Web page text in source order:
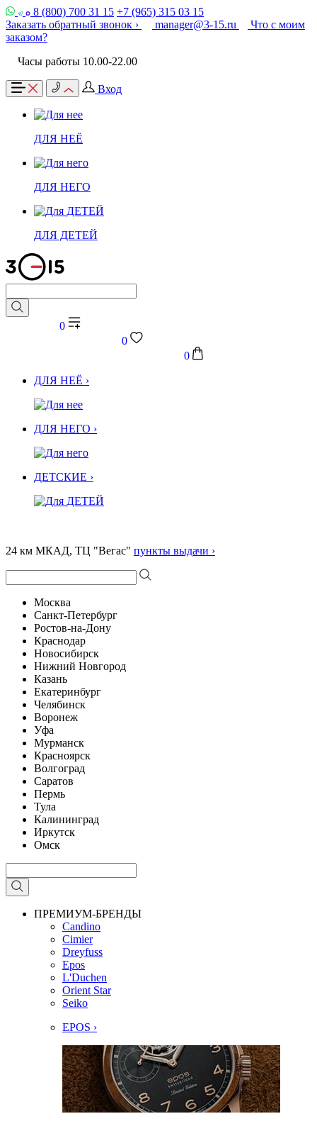
8 (800) 700 31 15 +7 (965) 315 03 15
Заказать обратный звонок ›
manager@3-15.ru
Что с моим
заказом?
Часы работы 10.00-22.00
Вход
ДЛЯ НЕЁ
ДЛЯ НЕГО
ДЛЯ ДЕТЕЙ
0
0
0
ДЛЯ НЕЁ ›
ДЛЯ НЕГО ›
ДЕТСКИЕ ›
24 км МКАД, ТЦ "Вегас" пункты выдачи ›
Москва
Санкт-Петербург
Ростов-на-Дону
Краснодар
Новосибирск
Нижний Новгород
Казань
Екатеринбург
Челябинск
Воронеж
Уфа
Мурманск
Красноярск
Волгоград
Саратов
Пермь
Тула
Калининград
Иркутск
Омск
ПРЕМИУМ-БРЕНДЫ
Candino
Cimier
Dreyfuss
Epos
L'Duchen
Orient Star
Seiko
EPOS ›